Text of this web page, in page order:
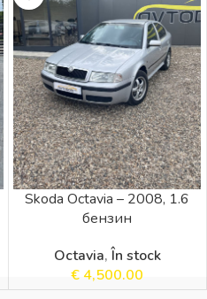
Skoda Octavia – 2008, 1.6
бензин
Octavia,În stock
€ 4,500.00